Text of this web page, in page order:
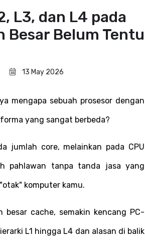
L3, dan L4 pada
Besar Belum Tentu
13 May 2026
mengapa sebuah prosesor dengan
yang sangat berbeda?
jumlah core, melainkan pada CPU
pahlawan tanpa tanda jasa yang
komputer kamu.
besar cache, semakin kencang PC-
L1 hingga L4 dan alasan di balik